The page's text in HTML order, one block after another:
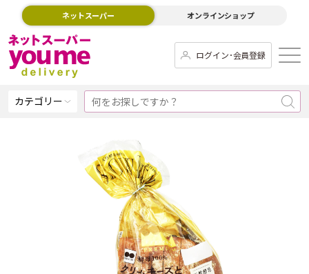
ネットスーパー オンラインショップ
ログイン･会員登録
カテゴリー